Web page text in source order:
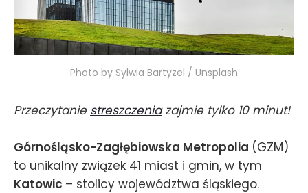
Photo by Sylwia Bartyzel / Unsplash
Przeczytanie streszczeniazajmie tylko 10 minut!
Górnośląsko-Zagłębiowska Metropolia (GZM)
to unikalny związek 41 miast i gmin, w tym
Katowic – stolicy województwa śląskiego.